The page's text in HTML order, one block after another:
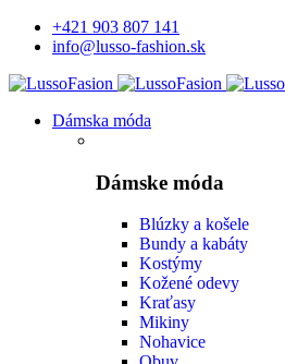
+421 903 807 141
info@lusso-fashion.sk
Dámska móda
Dámske móda
Blúzky a košele
Bundy a kabáty
Kostýmy
Kožené odevy
Kraťasy
Mikiny
Nohavice